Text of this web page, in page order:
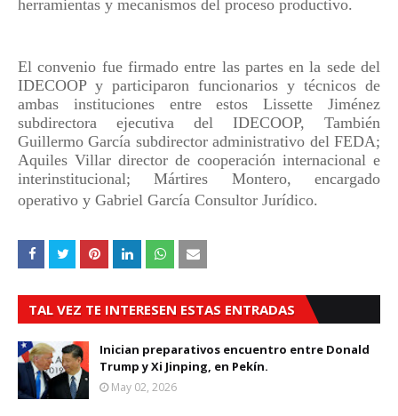
herramientas y mecanismos del proceso productivo.
El convenio fue firmado entre las partes en la sede del
IDECOOP y participaron funcionarios y técnicos de
ambas instituciones entre estos Lissette Jiménez
subdirectora ejecutiva del IDECOOP, También
Guillermo García subdirector administrativo del FEDA;
Aquiles Villar director de cooperación internacional e
interinstitucional; Mártires Montero, encargado
operativo y Gabriel García Consultor Jurídico.
TAL VEZ TE INTERESEN ESTAS ENTRADAS
Inician preparativos encuentro entre Donald
Trump y Xi Jinping, en Pekín.
May 02, 2026